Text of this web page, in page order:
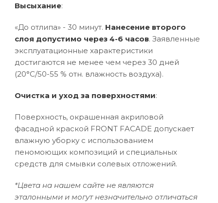
Высыхание:
«До отлипа» - 30 минут. Нанесение второго
слоя допустимо через 4-6 часов. Заявленные
эксплуатационные характеристики
достигаются не менее чем через 30 дней
(20°C/50-55 % отн. влажность воздуха).
Очистка и уход за поверхностями:
Поверхность, окрашенная акриловой
фасадной краской FRONT FACADE допускает
влажную уборку с использованием
пеномоющих композиций и специальных
средств для смывки солевых отложений.
*Цвета на нашем сайте не являются
эталонными и могут незначительно отличаться